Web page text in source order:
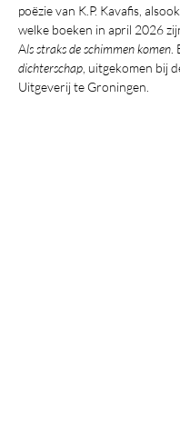
poëzie van K.P. Kavafis,
welke boeken in april 2026
Als straks de schimmen komen
dichterschap , uitgekomen bij
Uitgeverij te Groningen.